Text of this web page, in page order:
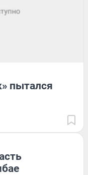
пытался